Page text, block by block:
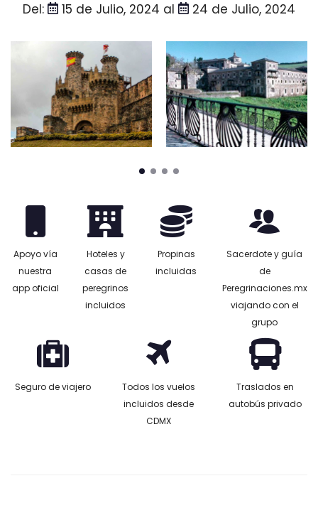
Del: 15 de Julio, 2024 al 24 de Julio, 2024
Apoyo vía
nuestra
app oficial
Hoteles y
casas de
peregrinos
incluidos
Propinas
incluidas
Sacerdote y guía
de
Peregrinaciones.mx
viajando con el
grupo
Seguro de viajero
Todos los vuelos
incluidos desde
CDMX
Traslados en
autobús privado